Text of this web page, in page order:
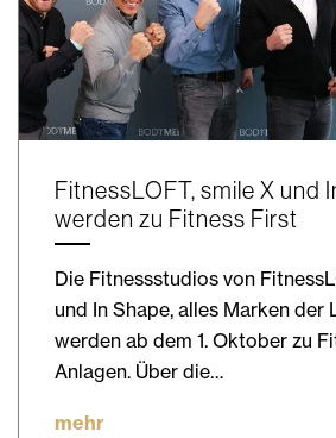
FitnessLOFT, smile X und
werden zu Fitness First
Die Fitnessstudios von
und In Shape, alles Marken der
werden ab dem 1. Oktober zu
Anlagen. Über die…
mehr